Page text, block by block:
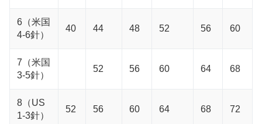
6（米国
4-6針）
40 44 48 52 56 60
7（米国
3-5針）
52 56 60 64 68
8（US
1-3針）
52 56 60 64 68 72